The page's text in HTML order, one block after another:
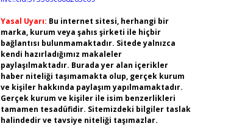
Yasal Uyarı: Bu internet sitesi, herhangi bir
marka, kurum veya şahıs şirketi ile hiçbir
bağlantısı bulunmamaktadır. Sitede yalnızca
kendi hazırladığımız makaleler
paylaşılmaktadır. Burada yer alan içerikler
haber niteliği taşımamakta olup, gerçek kurum
ve kişiler hakkında paylaşım yapılmamaktadır.
Gerçek kurum ve kişiler ile isim benzerlikleri
tamamen tesadüfidir. Sitemizdeki bilgiler taslak
halindedir ve tavsiye niteliği taşımazlar.